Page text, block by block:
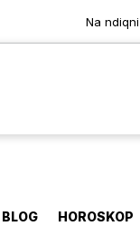
Na
BLOG HOROSKOP